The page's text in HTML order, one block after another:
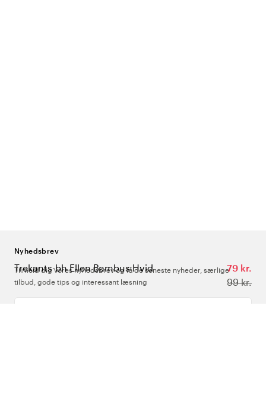
Trekants-bh Ellen Bambus Hvid
79 kr.
99 kr.
Nyhedsbrev
Tilmeld dig vores nyhedsbrev og få de seneste nyheder, særlige
tilbud, gode tips og interessant læsning
Indtast din e-mailadresse